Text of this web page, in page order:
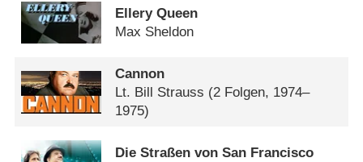
Ellery Queen
Max Sheldon
Cannon
Lt. Bill Strauss (2 Folgen, 1974–
1975)
Die Straßen von San Francisco